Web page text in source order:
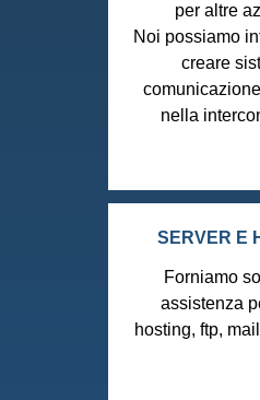
per altre
Noi possiamo
creare
nella
SERVER E
Forniamo
assistenza
hosting, ftp,